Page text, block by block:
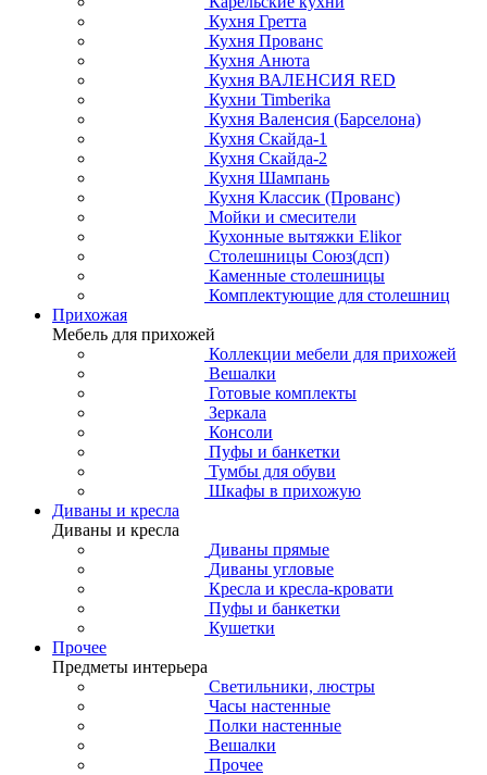
Кухня Гретта
Кухня Прованс
Кухня Анюта
Кухня ВАЛЕНСИЯ RED
Кухни Timberika
Кухня Валенсия (Барселона)
Кухня Скайда-1
Кухня Скайда-2
Кухня Шампань
Кухня Классик (Прованс)
Мойки и смесители
Кухонные вытяжки Elikor
Столешницы Союз(дсп)
Каменные столешницы
Комплектующие для столешниц
Прихожая
Мебель для прихожей
Коллекции мебели для прихожей
Вешалки
Готовые комплекты
Зеркала
Консоли
Пуфы и банкетки
Тумбы для обуви
Шкафы в прихожую
Диваны и кресла
Диваны и кресла
Диваны прямые
Диваны угловые
Кресла и кресла-кровати
Пуфы и банкетки
Кушетки
Прочее
Предметы интерьера
Светильники, люстры
Часы настенные
Полки настенные
Вешалки
Прочее